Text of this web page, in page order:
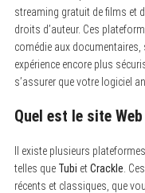
streaming gratuit de films et
droits d’auteur. Ces
comédie aux
expérience encore plus
s’assurer que votre logiciel
Quel est le site
Il existe plusieurs
telles que Tubi etCrackle .
récents et classiques, que